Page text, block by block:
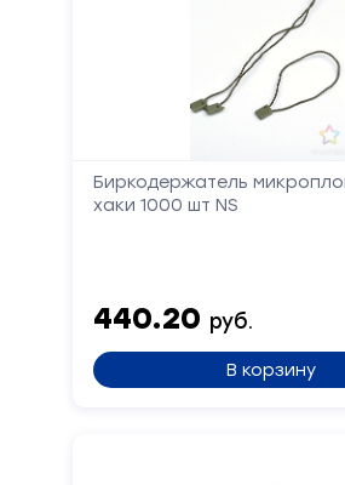
Биркодержатель
хаки 1000 шт NS
440.20 руб.
В корзину
связи